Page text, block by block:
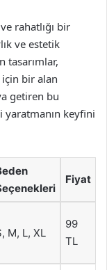
rahatlığı bir
ve estetik
tasarımlar,
için bir alan
getiren bu
yaratmanın keyfini
Fiyat
M, L, XL
99
TL